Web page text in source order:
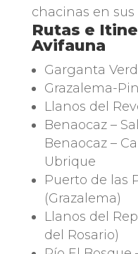
chacinas en sus
Rutas e
Avifauna
Garganta
Grazalema-
Llanos del
Benaocaz –
Benaocaz –
Ubrique
Puerto de las
(Grazalema)
Llanos del
del Rosario)